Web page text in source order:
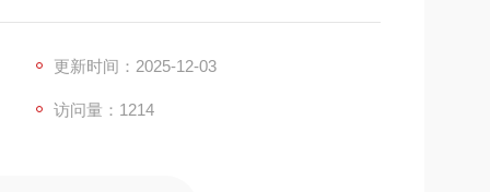
更新时间：2025-12-03
访问量：1214